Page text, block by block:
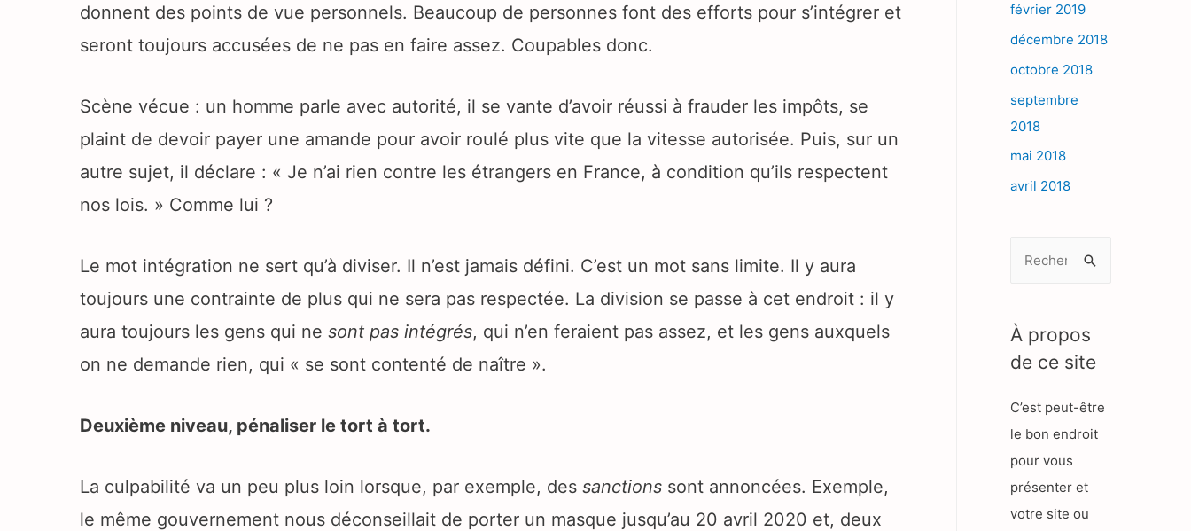
donnent des points de vue personnels. Beaucoup de personnes font des efforts pour s’intégrer et
seront toujours accusées de ne pas en faire assez. Coupables donc.
Scène vécue : un homme parle avec autorité, il se vante d’avoir réussi à frauder les impôts, se
plaint de devoir payer une amande pour avoir roulé plus vite que la vitesse autorisée. Puis, sur un
autre sujet, il déclare : « Je n’ai rien contre les étrangers en France, à condition qu’ils respectent
nos lois. » Comme lui ?
Le mot intégration ne sert qu’à diviser. Il n’est jamais défini. C’est un mot sans limite. Il y aura
toujours une contrainte de plus qui ne sera pas respectée. La division se passe à cet endroit : il y
aura toujours les gens qui ne sont pas intégrés, qui n’en feraient pas assez, et les gens auxquels
on ne demande rien, qui « se sont contenté de naître ».
Deuxième niveau, pénaliser le tort à tort.
La culpabilité va un peu plus loin lorsque, par exemple, des sanctionssont annoncées. Exemple,
le même gouvernement nous déconseillait de porter un masque jusqu’au 20 avril 2020 et, deux
février 2019
décembre 2018
octobre 2018
septembre
2018
mai 2018
avril 2018
h
e
c
h
e
r
À propos
de ce site
C’est peut-être
le bon endroit
pour vous
présenter et
votre site ou